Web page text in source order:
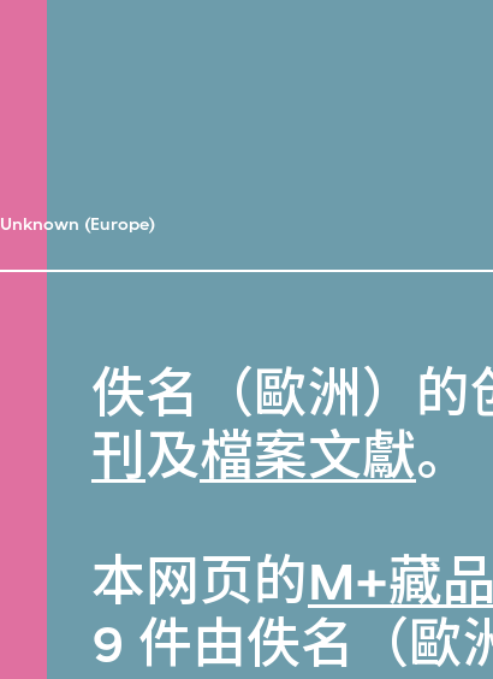
Unknown (Europe)
佚名（歐洲）的
刊及檔案文獻。
本网页的M+藏品
9 件由佚名（歐